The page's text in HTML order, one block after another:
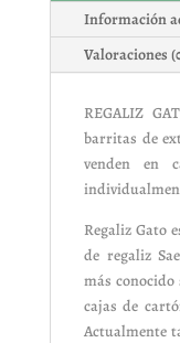
Información
Valoraciones
REGALIZ
barritas de
venden en
Regaliz Gato
de regaliz
más
cajas de
Actualmente